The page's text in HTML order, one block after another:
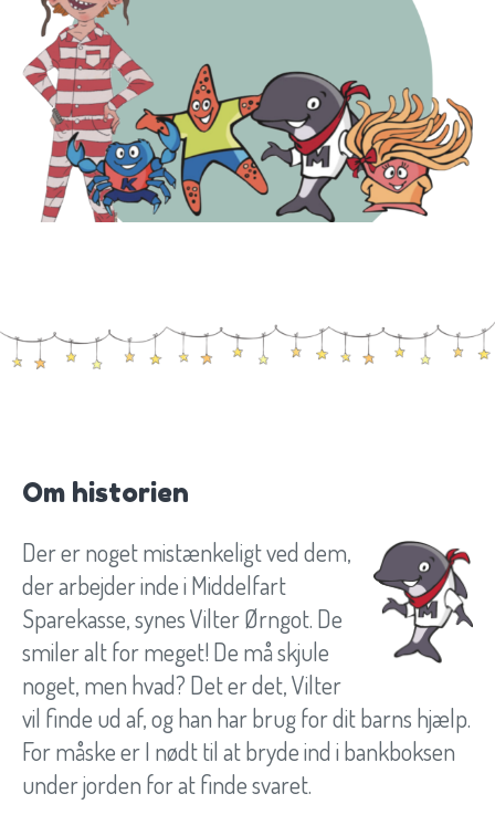
Om historien
Der er noget mistænkeligt ved dem,
der arbejder inde i Middelfart
Sparekasse, synes Vilter Ørngot. De
smiler alt for meget! De må skjule
noget, men hvad? Det er det, Vilter
vil finde ud af, og han har brug for dit barns hjælp.
For måske er I nødt til at bryde ind i bankboksen
under jorden for at finde svaret.